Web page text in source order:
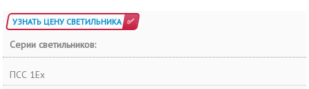
УЗНАТЬ ЦЕНУ СВЕТИЛЬНИКА
Серии светильников:
ПСС 1Ex